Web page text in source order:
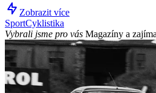
Zobrazit více
SportCyklistika
Vybrali jsme pro vás Magazíny a